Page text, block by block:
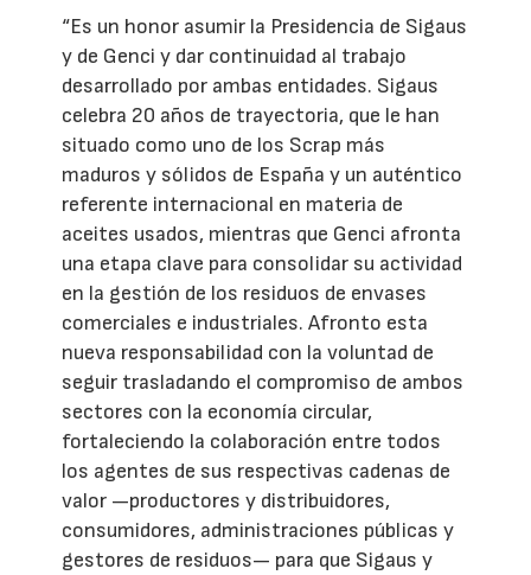
“Es un honor asumir la Presidencia de Sigaus
y de Genci y dar continuidad al trabajo
desarrollado por ambas entidades. Sigaus
celebra 20 años de trayectoria, que le han
situado como uno de los Scrap más
maduros y sólidos de España y un auténtico
referente internacional en materia de
aceites usados, mientras que Genci afronta
una etapa clave para consolidar su actividad
en la gestión de los residuos de envases
comerciales e industriales. Afronto esta
nueva responsabilidad con la voluntad de
seguir trasladando el compromiso de ambos
sectores con la economía circular,
fortaleciendo la colaboración entre todos
los agentes de sus respectivas cadenas de
valor —productores y distribuidores,
consumidores, administraciones públicas y
gestores de residuos— para que Sigaus y